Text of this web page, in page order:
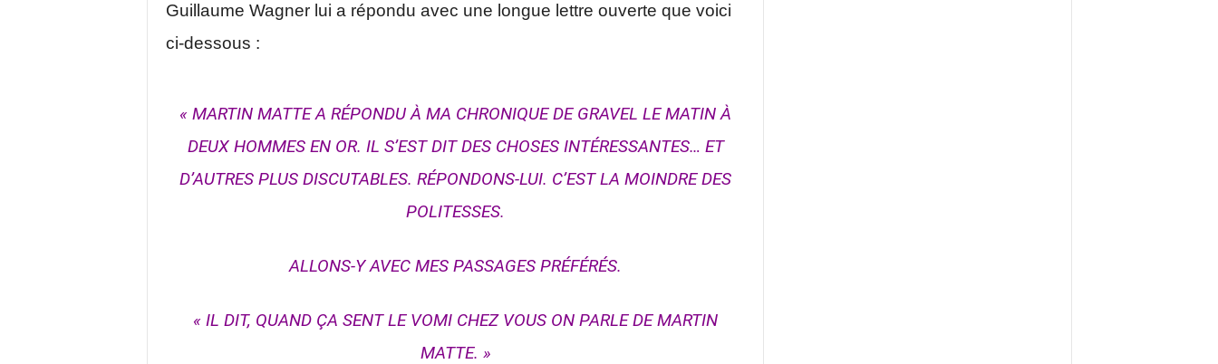
Guillaume Wagner lui a répondu avec une longue lettre ouverte que voici
ci-dessous :
« MARTIN MATTE A RÉPONDU À MA CHRONIQUE DE GRAVEL LE MATIN À
DEUX HOMMES EN OR. IL S’EST DIT DES CHOSES INTÉRESSANTES… ET
D’AUTRES PLUS DISCUTABLES. RÉPONDONS-LUI. C’EST LA MOINDRE DES
POLITESSES.
ALLONS-Y AVEC MES PASSAGES PRÉFÉRÉS.
« IL DIT, QUAND ÇA SENT LE VOMI CHEZ VOUS ON PARLE DE MARTIN
MATTE. »